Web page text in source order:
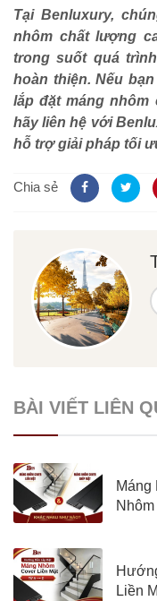
Tại Benluxury,
nhôm chất lượng
trong suốt quá
hoàn thiện. Nếu
lắp đặt máng nhôm
hãy liên hệ với
hỗ trợ giải pháp tối
Chia sẻ
BÀI VIẾT LIÊN
Máng
Liền